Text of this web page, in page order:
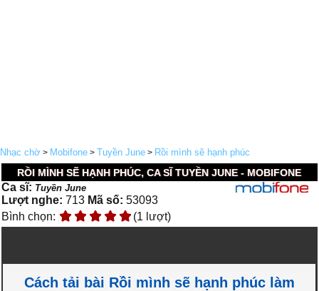
Nhạc chờ > Mobifone > Tuyền June > Rồi mình sẽ hạnh phúc
RỒI MÌNH SẼ HẠNH PHÚC, CA SĨ TUYỀN JUNE - MOBIFONE
Ca sĩ: Tuyền June
Lượt nghe: 713 Mã số: 53093
Bình chọn:
(1 lượt)
Cách tải bài Rồi mình sẽ hạnh phúc làm